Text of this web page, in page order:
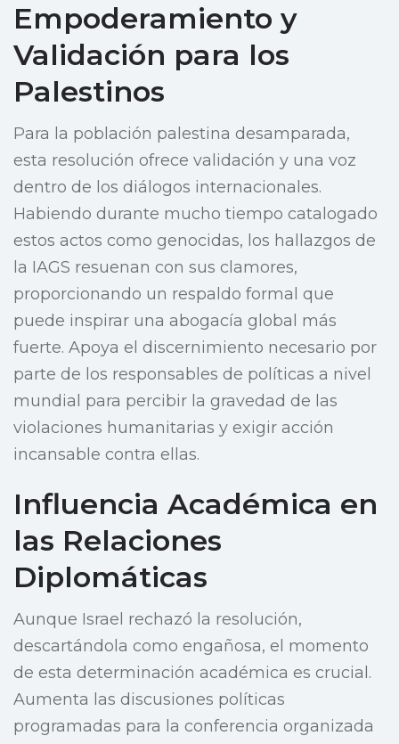
Empoderamiento y
Validación para los
Palestinos
Para la población palestina desamparada,
esta resolución ofrece validación y una voz
dentro de los diálogos internacionales.
Habiendo durante mucho tiempo catalogado
estos actos como genocidas, los hallazgos de
la IAGS resuenan con sus clamores,
proporcionando un respaldo formal que
puede inspirar una abogacía global más
fuerte. Apoya el discernimiento necesario por
parte de los responsables de políticas a nivel
mundial para percibir la gravedad de las
violaciones humanitarias y exigir acción
incansable contra ellas.
Influencia Académica en
las Relaciones
Diplomáticas
Aunque Israel rechazó la resolución,
descartándola como engañosa, el momento
de esta determinación académica es crucial.
Aumenta las discusiones políticas
programadas para la conferencia organizada